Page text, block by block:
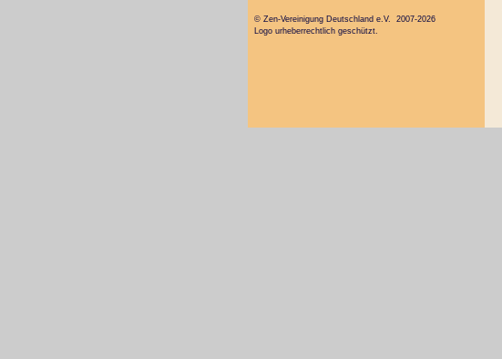
© Zen-Vereinigung Deutschland e.V. 2007-2026
Logo urheberrechtlich geschützt.